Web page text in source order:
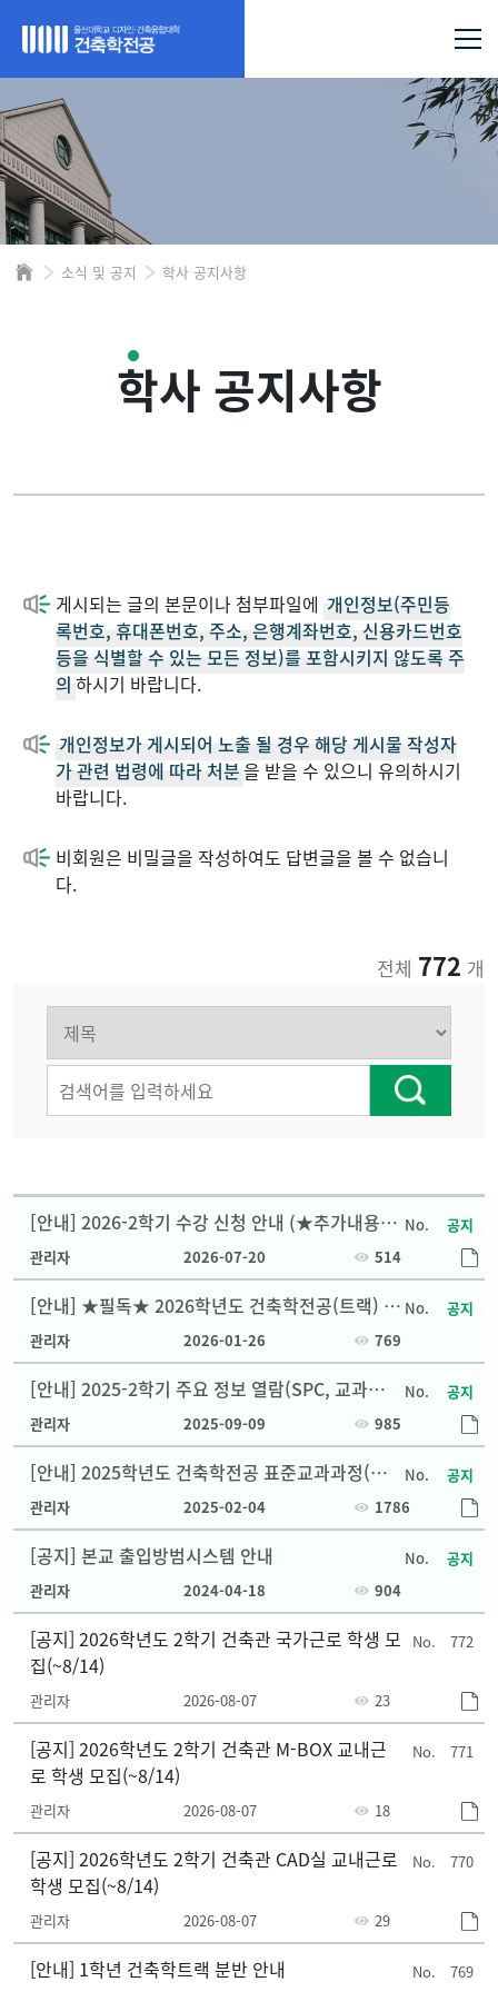
소식 및 공지 학사 공지사항
학사 공지사항
게시되는 글의 본문이나 첨부파일에 개인정보(주민등
록번호, 휴대폰번호, 주소, 은행계좌번호, 신용카드번호
등을 식별할 수 있는 모든 정보)를 포함시키지 않도록 주
의 하시기 바랍니다.
개인정보가 게시되어 노출 될 경우 해당 게시물 작성자
가 관련 법령에 따라 처분을 받을 수 있으니 유의하시기
바랍니다.
비회원은 비밀글을 작성하여도 답변글을 볼 수 없습니
다.
전체 772 개
공지
[안내] 2026-2학기 수강 신청 안내 (★추가내용있
음)
관리자 2026-07-20 514
공지
[안내] ★필독★ 2026학년도 건축학전공(트랙) 표
준교과과정 및 SPC 안내
관리자 2026-01-26 769
공지
[안내] 2025-2학기 주요 정보 열람(SPC, 교과과정
등)
관리자 2025-09-09 985
공지
[안내] 2025학년도 건축학전공 표준교과과정(안)
및 4,5학년 수강신청 시 유의사항 안내
관리자 2025-02-04 1786
공지
[공지] 본교 출입방범시스템 안내
관리자 2024-04-18 904
772
[공지] 2026학년도 2학기 건축관 국가근로 학생 모
집(~8/14)
관리자 2026-08-07 23
771
[공지] 2026학년도 2학기 건축관 M-BOX 교내근
로 학생 모집(~8/14)
관리자 2026-08-07 18
770
[공지] 2026학년도 2학기 건축관 CAD실 교내근로
학생 모집(~8/14)
관리자 2026-08-07 29
769
[안내] 1학년 건축학트랙 분반 안내